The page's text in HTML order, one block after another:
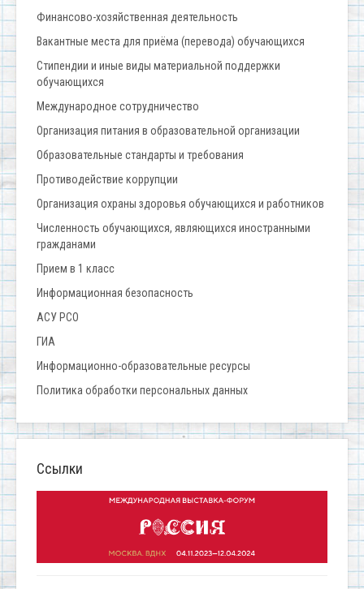
Финансово-хозяйственная деятельность
Вакантные места для приёма (перевода) обучающихся
Стипендии и иные виды материальной поддержки
обучающихся
Международное сотрудничество
Организация питания в образовательной организации
Образовательные стандарты и требования
Противодействие коррупции
Организация охраны здоровья обучающихся и работников
Численность обучающихся, являющихся иностранными
гражданами
Прием в 1 класс
Информационная безопасность
АСУ РСО
ГИА
Информационно-образовательные ресурсы
Политика обработки персональных данных
Ссылки